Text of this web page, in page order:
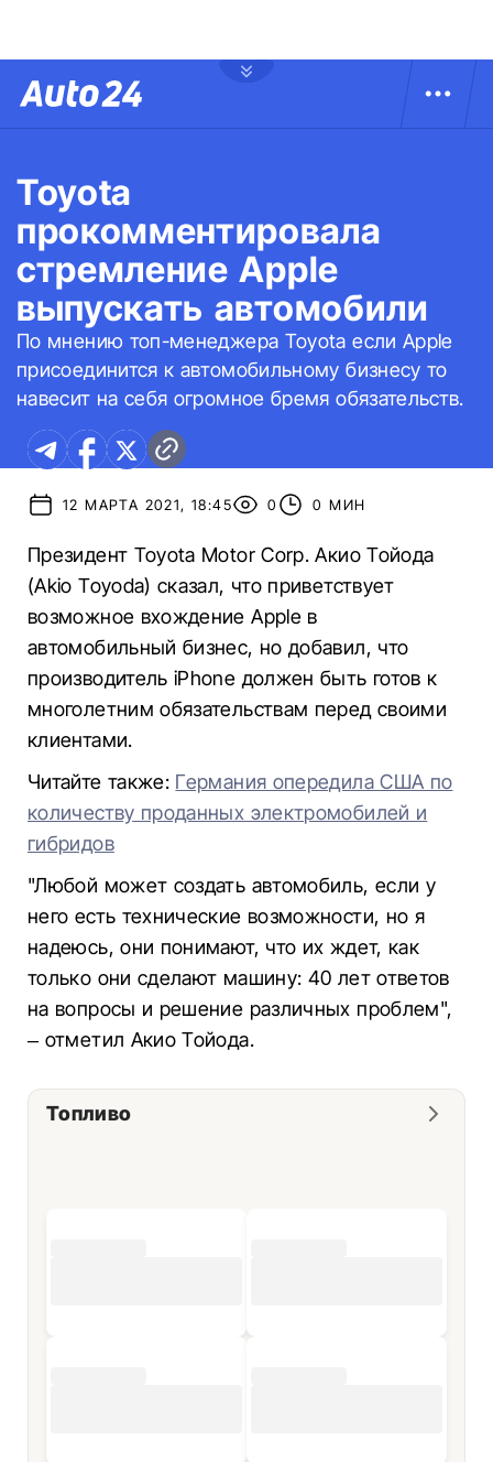
Toyota
прокомментировала
стремление Apple
выпускать автомобили
По мнению топ-менеджера Toyota если Apple
присоединится к автомобильному бизнесу то
навесит на себя огромное бремя обязательств.
12 МАРТА 2021, 18:45 0 0 МИН
Президент Toyota Motor Corp. Акио Тойода
(Akio Toyoda) сказал, что приветствует
возможное вхождение Apple в
автомобильный бизнес, но добавил, что
производитель iPhone должен быть готов к
многолетним обязательствам перед своими
клиентами.
Читайте также: Германия опередила США по
количеству проданных электромобилей и
гибридов
"Любой может создать автомобиль, если у
него есть технические возможности, но я
надеюсь, они понимают, что их ждет, как
только они сделают машину: 40 лет ответов
на вопросы и решение различных проблем",
– отметил Акио Тойода.
Топливо